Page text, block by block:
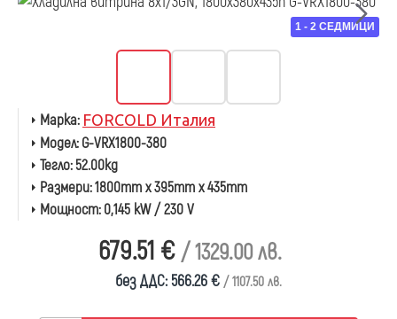
1 - 2 СЕДМИЦИ
679.51 € / 1329.00 лв.
без ДДС: 566.26 € / 1107.50 лв.
Марка: FORCOLD Италия
Модел:G-VRX1800-380
Тегло:52.00kg
Размери:1800mm x 395mm x 435mm
Мощност:0,145 kW / 230 V